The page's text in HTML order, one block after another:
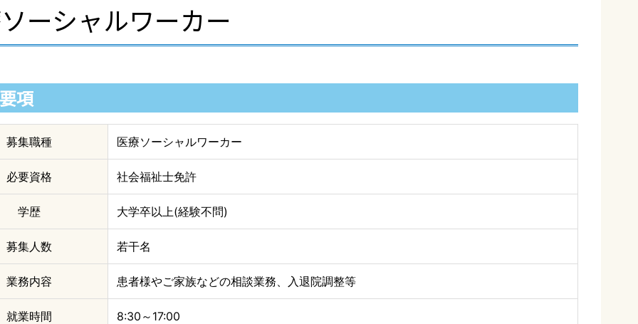
ーシャルワーカー
項
募集職種 医療ソーシャルワーカー
必要資格 社会福祉士免許
学歴 大学卒以上(経験不問)
募集人数 若干名
業務内容 患者様やご家族などの相談業務、入退院調整等
就業時間 8:30～17:00